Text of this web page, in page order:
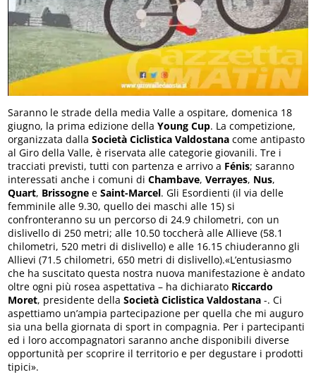
Saranno le strade della media Valle a ospitare, domenica 18
giugno, la prima edizione dellaYoung Cup. La competizione,
organizzata dallaSocietà Ciclistica Valdostana come antipasto
al Giro della Valle, è riservata alle categorie giovanili. Tre i
tracciati previsti, tutti con partenza e arrivo a Fénis; saranno
interessati anche i comuni diChambave,Verrayes, Nus,
Quart, Brissogne eSaint-Marcel. Gli Esordienti (il via delle
femminile alle 9.30, quello dei maschi alle 15) si
confronteranno su un percorso di 24.9 chilometri, con un
dislivello di 250 metri; alle 10.50 toccherà alle Allieve (58.1
chilometri, 520 metri di dislivello) e alle 16.15 chiuderanno gli
Allievi (71.5 chilometri, 650 metri di dislivello).«L’entusiasmo
che ha suscitato questa nostra nuova manifestazione è andato
oltre ogni più rosea aspettativa – ha dichiarato Riccardo
Moret, presidente dellaSocietà Ciclistica Valdostana -. Ci
aspettiamo un’ampia partecipazione per quella che mi auguro
sia una bella giornata di sport in compagnia. Per i partecipanti
ed i loro accompagnatori saranno anche disponibili diverse
opportunità per scoprire il territorio e per degustare i prodotti
tipici».